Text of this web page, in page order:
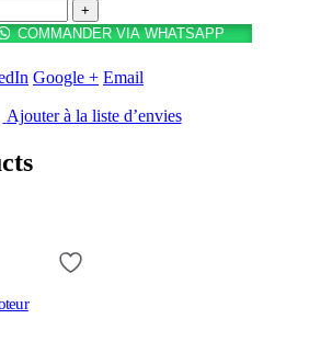
+
COMMANDER VIA WHATSAPP
Google + Email
Ajouter à la liste d’envies